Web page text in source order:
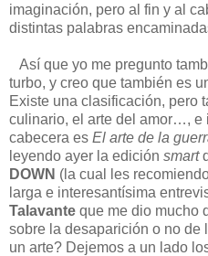
imaginación, pero al fin y al
distintas palabras
Así que yo me pregunto
turbo, y creo que también es
Existe una clasificación, pero
culinario, el arte del amor…, e
cabecera es El arte de la
leyendo ayer la edición smart
DOWN (la cual les
larga e interesantísima
Talavante que me dio mucho
sobre la desaparición o no de
un arte? Dejemos a un lado